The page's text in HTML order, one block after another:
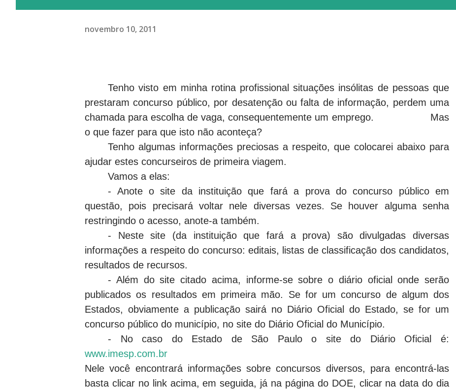
novembro 10, 2011
Tenho visto em minha rotina profissional situações insólitas de pessoas que
prestaram concurso público, por desatenção ou falta de informação, perdem uma
chamada para escolha de vaga, consequentemente um emprego. Mas
o que fazer para que isto não aconteça?
Tenho algumas informações preciosas a respeito, que colocarei abaixo para
ajudar estes concurseiros de primeira viagem.
Vamos a elas:
- Anote o site da instituição que fará a prova do concurso público em
questão, pois precisará voltar nele diversas vezes. Se houver alguma senha
restringindo o acesso, anote-a também.
- Neste site (da instituição que fará a prova) são divulgadas diversas
informações a respeito do concurso: editais, listas de classificação dos candidatos,
resultados de recursos.
- Além do site citado acima, informe-se sobre o diário oficial onde serão
publicados os resultados em primeira mão. Se for um concurso de algum dos
Estados, obviamente a publicação sairá no Diário Oficial do Estado, se for um
concurso público do município, no site do Diário Oficial do Município.
- No caso do Estado de São Paulo o site do Diário Oficial é:
www.imesp.com.br
Nele você encontrará informações sobre concursos diversos, para encontrá-las
basta clicar no link acima, em seguida, já na página do DOE, clicar na data do dia